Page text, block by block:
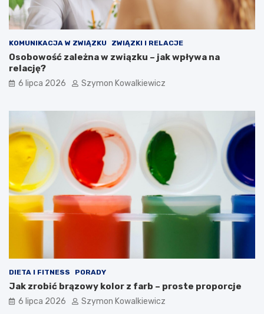
KOMUNIKACJA W ZWIĄZKU ZWIĄZKI I RELACJE
Osobowość zależna w związku – jak wpływa na
relację?
6 lipca 2026 Szymon Kowalkiewicz
DIETA I FITNESS PORADY
Jak zrobić brązowy kolor z farb – proste proporcje
6 lipca 2026 Szymon Kowalkiewicz